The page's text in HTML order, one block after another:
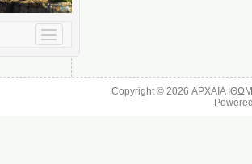
Copyright © 2026ΑΡΧΑΙΑ